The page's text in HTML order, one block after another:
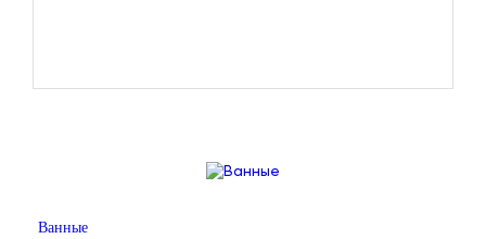
Ванные